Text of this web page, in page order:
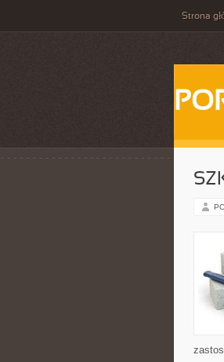
Strona